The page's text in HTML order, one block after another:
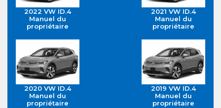
2022 VW ID.4
Manuel du
propriétaire
2021 VW ID.4
Manuel du
propriétaire
2020 VW ID.4
Manuel du
propriétaire
2019 VW ID.4
Manuel du
propriétaire